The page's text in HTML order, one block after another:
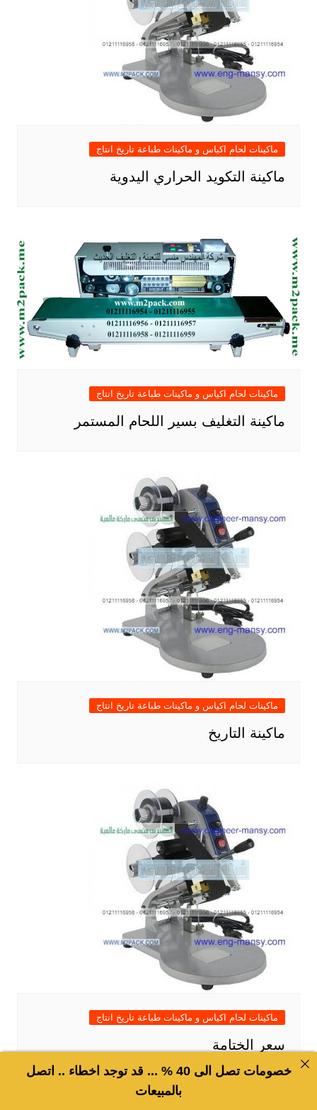
ماكينات لحام اكياس و ماكينات طباعة تاريخ انتاج
ماكينة التكويد الحراري اليدوية
ماكينات لحام اكياس و ماكينات طباعة تاريخ انتاج
ماكينة التغليف بسير اللحام المستمر
ماكينات لحام اكياس و ماكينات طباعة تاريخ انتاج
ماكينة التاريخ
ماكينات لحام اكياس و ماكينات طباعة تاريخ انتاج
سعر الختامة
خصومات تصل الى 40 % ... قد توجد اخطاء .. اتصل
بالمبيعات